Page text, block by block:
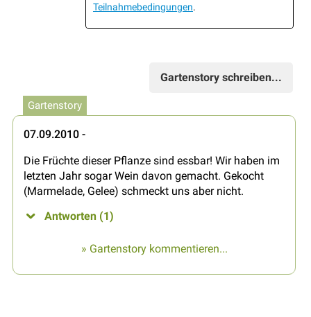
Teilnahmebedingungen.
Gartenstory schreiben...
Gartenstory
07.09.2010 -
Die Früchte dieser Pflanze sind essbar! Wir haben im
letzten Jahr sogar Wein davon gemacht. Gekocht
(Marmelade, Gelee) schmeckt uns aber nicht.
Antworten (1)
» Gartenstory kommentieren...